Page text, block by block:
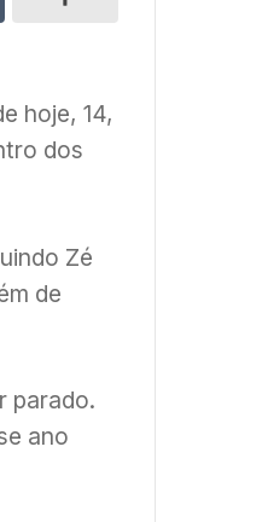
hoje, 14,
dos
Zé
de
parado.
ano